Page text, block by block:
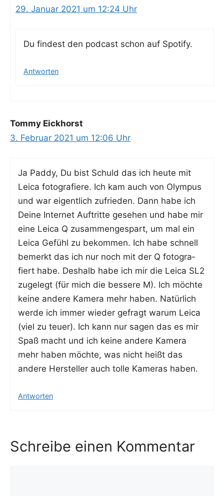
29. Januar 2021 um 12:24 Uhr
Du fin­dest den pod­cast schon auf Spotify.
Antworten
Tommy Eickhorst
3. Februar 2021 um 12:06 Uhr
Ja Pad­dy, Du bist Schuld das ich heu­te mit
Lei­ca foto­gra­fie­re. Ich kam auch von Olym­pus
und war eigent­lich zufrie­den. Dann habe ich
Dei­ne Inter­net Auf­trit­te gese­hen und habe mir
eine Lei­ca Q zusam­men­ge­spart, um mal ein
Lei­ca Gefühl zu bekom­men. Ich habe schnell
bemerkt das ich nur noch mit der Q foto­gra­
fiert habe. Des­halb habe ich mir die Lei­ca SL2
zuge­legt (für mich die bes­se­re M). Ich möch­te
kei­ne ande­re Kame­ra mehr haben. Natür­lich
wer­de ich immer wie­der gefragt war­um Lei­ca
(viel zu teu­er). Ich kann nur sagen das es mir
Spaß macht und ich kei­ne ande­re Kame­ra
mehr haben möch­te, was nicht heißt das
ande­re Her­stel­ler auch tol­le Kame­ras haben.
Antworten
Schreibe einen Kommentar